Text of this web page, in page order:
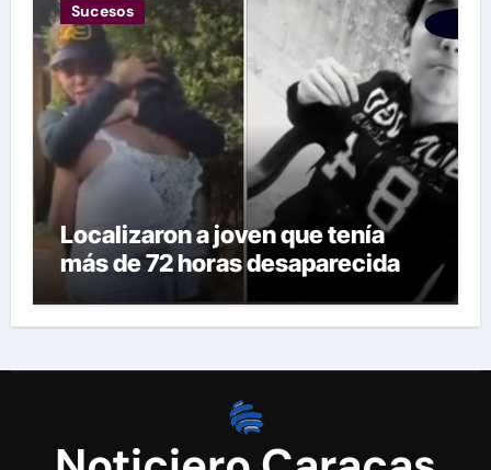
Sucesos
Localizaron a joven que tenía
más de 72 horas desaparecida